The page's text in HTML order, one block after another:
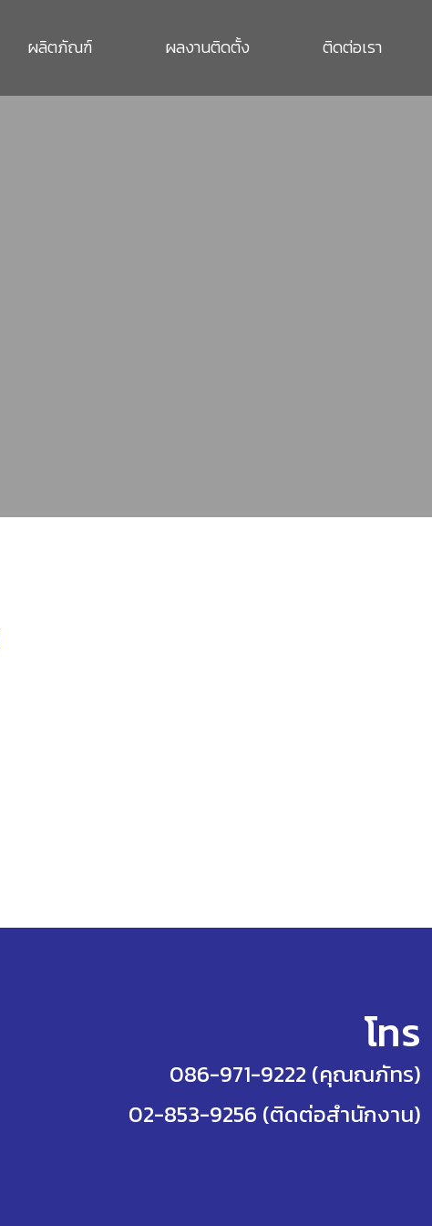
ผลิตภัณฑ์ ผลงานติดตั้ง ติดต่อเรา
โทร
086-971-9222 (คุณณภัทร)
02-853-9256 (ติดต่อสำนักงาน)